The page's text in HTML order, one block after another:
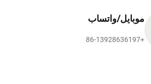
موبايل/واتساب
+86-13928636197